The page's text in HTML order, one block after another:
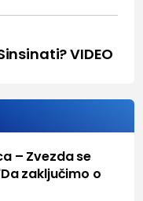
VIDEO
– Zvezda se
zaključimo o